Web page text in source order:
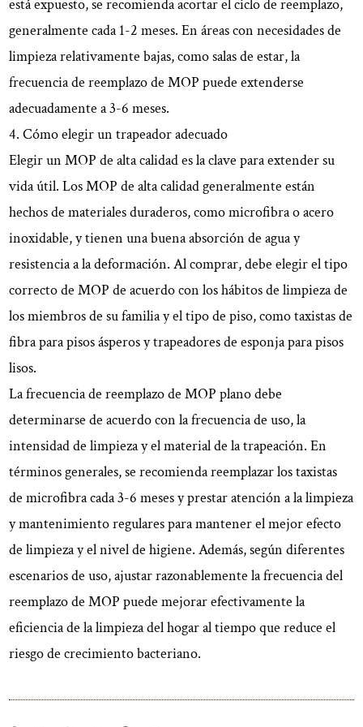
está expuesto, se recomienda acortar el ciclo de reemplazo,
generalmente cada 1-2 meses. En áreas con necesidades de
limpieza relativamente bajas, como salas de estar, la
frecuencia de reemplazo de MOP puede extenderse
adecuadamente a 3-6 meses.
4. Cómo elegir un trapeador adecuado
Elegir un MOP de alta calidad es la clave para extender su
vida útil. Los MOP de alta calidad generalmente están
hechos de materiales duraderos, como microfibra o acero
inoxidable, y tienen una buena absorción de agua y
resistencia a la deformación. Al comprar, debe elegir el tipo
correcto de MOP de acuerdo con los hábitos de limpieza de
los miembros de su familia y el tipo de piso, como taxistas de
fibra para pisos ásperos y trapeadores de esponja para pisos
lisos.
La frecuencia de reemplazo de MOP plano debe
determinarse de acuerdo con la frecuencia de uso, la
intensidad de limpieza y el material de la trapeación. En
términos generales, se recomienda reemplazar los taxistas
de microfibra cada 3-6 meses y prestar atención a la limpieza
y mantenimiento regulares para mantener el mejor efecto
de limpieza y el nivel de higiene. Además, según diferentes
escenarios de uso, ajustar razonablemente la frecuencia del
reemplazo de MOP puede mejorar efectivamente la
eficiencia de la limpieza del hogar al tiempo que reduce el
riesgo de crecimiento bacteriano.